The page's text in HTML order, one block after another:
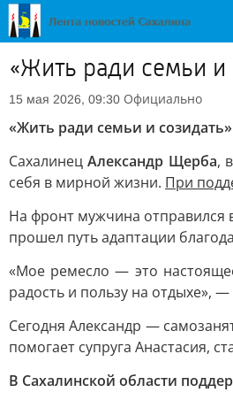
«Жить ради семьи и
15 мая 2026, 09:30 Официально
«Жить ради семьи и
СахалинецАлександр Щерба,
себя в мирной жизни. При
На фронт мужчина отправился
прошел путь адаптации
«Мое ремесло — это
радость и пользу на отдыхе»,
Сегодня Александр —
помогает супруга Анастасия,
В Сахалинской области